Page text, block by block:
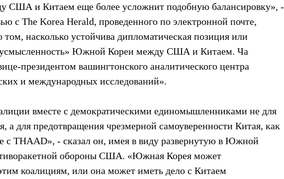
США и Китаем еще более усложнит подобную балансировку», -
с The Korea Herald, проведенного по электронной почте,
том, насколько устойчива дипломатическая позиция или
Южной Кореи между США и Китаем. Ча
президентом вашингтонского аналитического центра
и международных исследований».
вместе с демократическими единомышленниками не для
а для предотвращения чрезмерной самоуверенности Китая, как
с THAAD», - сказал он, имея в виду развернутую в Южной
обороны США. «Южная Корея может
коалициям, или она может иметь дело с Китаем